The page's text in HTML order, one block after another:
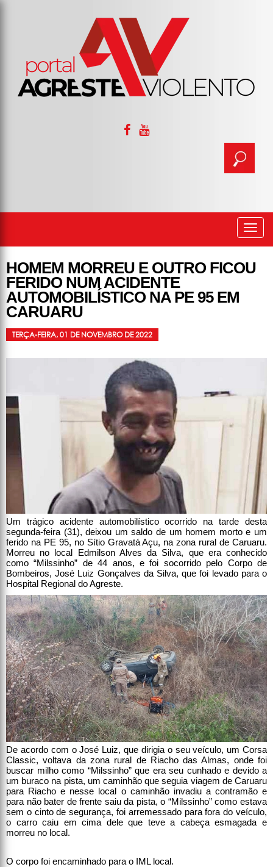
HOMEM MORREU E OUTRO FICOU
FERIDO NUM ACIDENTE
AUTOMOBILÍSTICO NA PE 95 EM
CARUARU
TERÇA-FEIRA, 01 DE NOVEMBRO DE 2022
Um trágico acidente automobilístico ocorrido na tarde desta
segunda-feira (31), deixou um saldo de um homem morto e um
ferido na PE 95, no Sítio Gravatá Açu, na zona rural de Caruaru.
Morreu no local Edmilson Alves da Silva, que era conhecido
como “Milssinho” de 44 anos, e foi socorrido pelo Corpo de
Bombeiros, José Luiz Gonçalves da Silva, que foi levado para o
Hospital Regional do Agreste.
De acordo com o José Luiz, que dirigia o seu veículo, um Corsa
Classic, voltava da zona rural de Riacho das Almas, onde foi
buscar milho como “Milssinho” que era seu cunhado e devido a
um buraco na pista, um caminhão que seguia viagem de Caruaru
para Riacho e nesse local o caminhão invadiu a contramão e
para não bater de frente saiu da pista, o “Milssinho” como estava
sem o cinto de segurança, foi arremessado para fora do veículo,
o carro caiu em cima dele que teve a cabeça esmagada e
morreu no local.
O corpo foi encaminhado para o IML local.